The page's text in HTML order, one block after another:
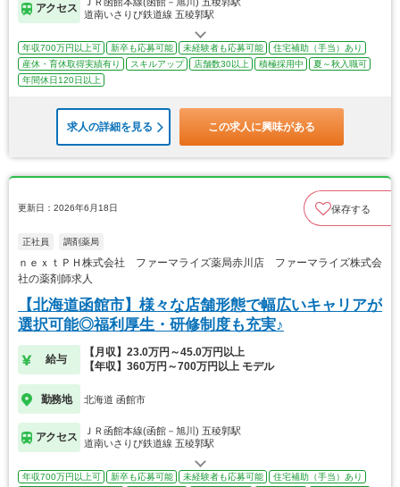
アクセス
道南いさりび鉄道線 五稜郭駅
年収700万円以上可 新卒も応募可能 未経験者も応募可能
住宅補助（手当）あり
産休・育休取得実績有り
スキルアップ 店舗数30以上 積極採用中
夏～秋入職可
年間休日120日以上
求人の詳細を見る この求人に興味がある
更新日：2026年6月18日 保存する
正社員 調剤薬局
ｎｅｘｔＰＨ株式会社 ファーマライズ薬局赤川店 ファーマライズ株式会
社の薬剤師求人
【北海道函館市】様々な店舗形態で幅広いキャリアが
選択可能◎福利厚生・研修制度も充実♪
給与
【月収】23.0万円～45.0万円以上
【年収】360万円～700万円以上 モデル
勤務地 北海道 函館市
アクセス
ＪＲ函館本線(函館－旭川) 五稜郭駅
道南いさりび鉄道線 五稜郭駅
年収700万円以上可 新卒も応募可能 未経験者も応募可能
住宅補助（手当）あり